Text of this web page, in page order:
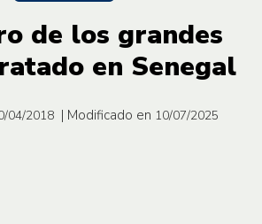
de los grandes
en Senegal
04/2018 | Modificado en 10/07/2025